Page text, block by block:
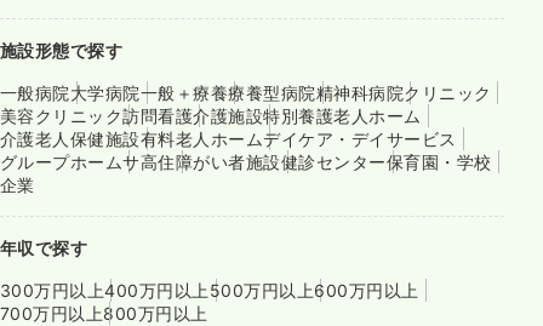
施設形態で探す
一般病院大学病院一般＋療養療養型病院精神科病院クリニック
美容クリニック訪問看護介護施設特別養護老人ホーム
介護老人保健施設有料老人ホームデイケア・デイサービス
グループホームサ高住障がい者施設健診センター保育園・学校
企業
年収で探す
300万円以上400万円以上 500万円以上600万円以上
700万円以上800万円以上